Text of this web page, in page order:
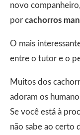
novo
por cachorros
O mais
entre o tutor e o
Muitos dos
adoram os
Se você está à
não sabe ao certo